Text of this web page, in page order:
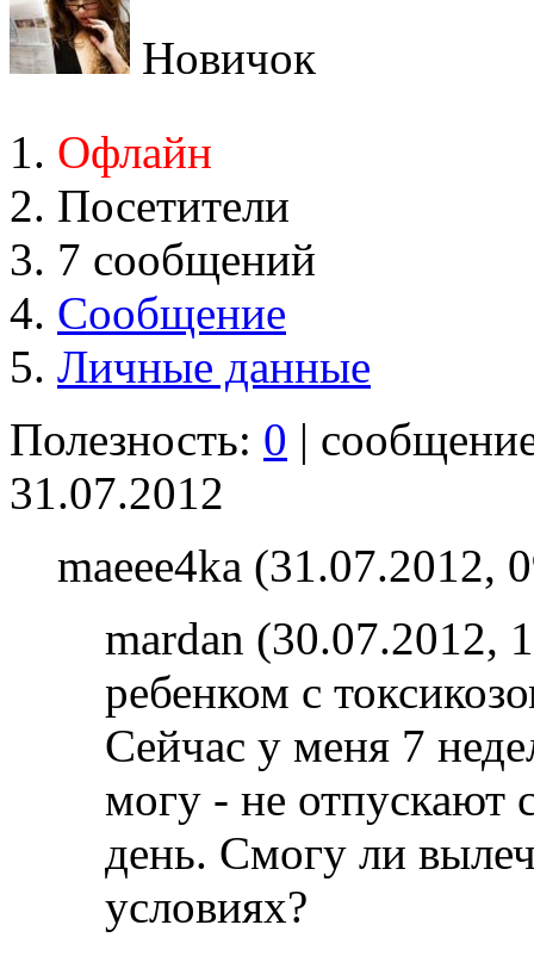
Новичок
Офлайн
Посетители
7 сообщений
Сообщение
Личные данные
Полезность: 0 |
31.07.2012
maeee4ka (31.07.2012,
mardan (30.07.2012,
ребенком с
Сейчас у меня 7
могу - не отпускают
день. Смогу ли
условиях?